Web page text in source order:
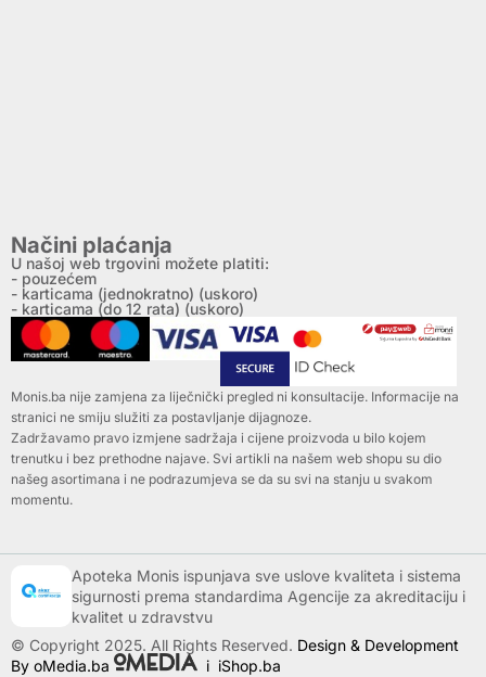
Načini plaćanja
U našoj web trgovini možete platiti:
- pouzećem
- karticama (jednokratno) (uskoro)
- karticama (do 12 rata) (uskoro)
Monis.ba nije zamjena za liječnički pregled ni konsultacije. Informacije na
stranici ne smiju služiti za postavljanje dijagnoze.
Zadržavamo pravo izmjene sadržaja i cijene proizvoda u bilo kojem
trenutku i bez prethodne najave. Svi artikli na našem web shopu su dio
našeg asortimana i ne podrazumjeva se da su svi na stanju u svakom
momentu.
Apoteka Monis ispunjava sve uslove kvaliteta i sistema
sigurnosti prema standardima Agencije za akreditaciju i
kvalitet u zdravstvu
© Copyright 2025. All Rights Reserved. Design & Development
By oMedia.ba
i iShop.ba